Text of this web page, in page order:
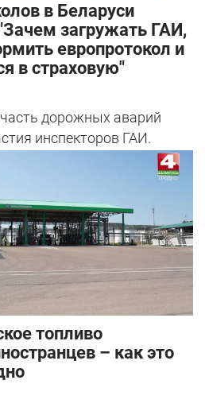
в Беларуси
загружать ГАИ,
европротокол и
в страховую"
дорожных аварий
инспекторов ГАИ.
топливо
– как это